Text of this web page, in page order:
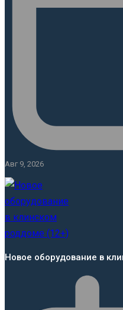
Авг 9, 2026
Новое оборудование в